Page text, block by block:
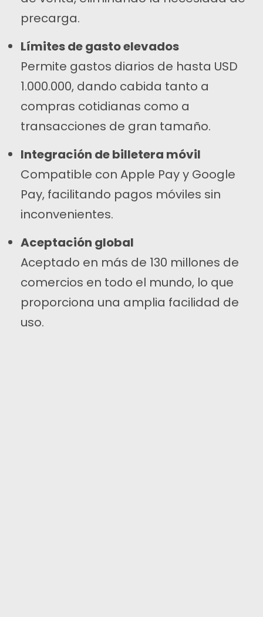
precarga.
Límites de gasto elevados
Permite gastos diarios de hasta USD
1.000.000, dando cabida tanto a
compras cotidianas como a
transacciones de gran tamaño.
Integración de billetera móvil
Compatible con Apple Pay y Google
Pay, facilitando pagos móviles sin
inconvenientes.
Aceptación global
Aceptado en más de 130 millones de
comercios en todo el mundo, lo que
proporciona una amplia facilidad de
uso.